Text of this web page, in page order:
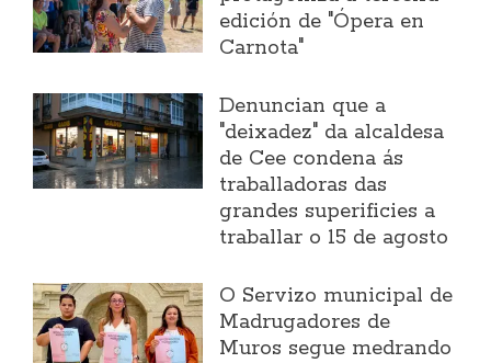
edición de "Ópera en
Carnota"
Denuncian que a
"deixadez" da alcaldesa
de Cee condena ás
traballadoras das
grandes superificies a
traballar o 15 de agosto
O Servizo municipal de
Madrugadores de
Muros segue medrando